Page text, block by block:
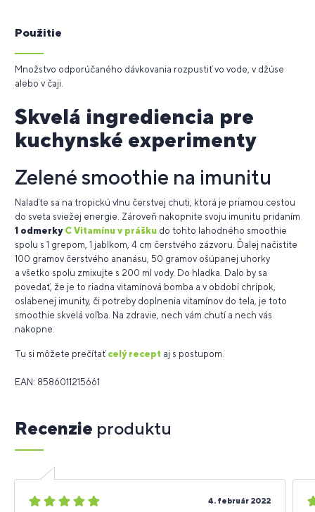
Použitie
Množstvo odporúčaného dávkovania rozpustiť vo vode, v džúse
alebo v čaji.
Skvelá ingrediencia pre
kuchynské experimenty
Zelené smoothie na imunitu
Nalaďte sa na tropickú vlnu čerstvej chuti, ktorá je priamou cestou
do sveta sviežej energie. Zároveň nakopnite svoju imunitu pridaním
1 odmerky C Vitamínu v prášku do tohto lahodného smoothie
spolu s 1 grepom, 1 jablkom, 4 cm čerstvého zázvoru. Ďalej načistite
100 gramov čerstvého ananásu, 50 gramov ošúpanej uhorky
a všetko spolu zmixujte s 200 ml vody. Do hladka. Dalo by sa
povedať, že je to riadna vitamínová bomba a v období chrípok,
oslabenej imunity, či potreby doplnenia vitamínov do tela, je toto
smoothie skvelá voľba. Na zdravie, nech vám chutí a nech vás
nakopne.
Tu si môžete prečítať celý recept aj s postupom.
EAN: 8586011215661
Recenzie produktu
5
4. február 2022
5